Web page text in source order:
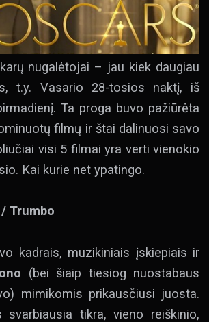
nugalėtojai – jau kiek daugiau
t.y. Vasario 28-tosios naktį, iš
Ta proga buvo pažiūrėta
filmų ir štai dalinuosi savo
visi 5 filmai yra verti vienokio
Kai kurie net ypatingo.
Trumbo
kadrais, muzikiniais įskiepiais ir
(bei šiaip tiesiog nuostabaus
mimikomis prikausčiusi juosta.
svarbiausia tikra, vieno reiškinio,